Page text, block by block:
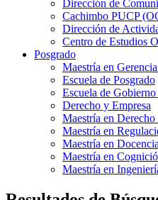
Dirección de
Cachimbo PUCP
Dirección de
Centro de Estudios
Posgrado
Maestría en
Escuela de Posgrado
Escuela de
Derecho y Empresa
Maestría en
Maestría en
Maestría en
Maestría en
Maestría en